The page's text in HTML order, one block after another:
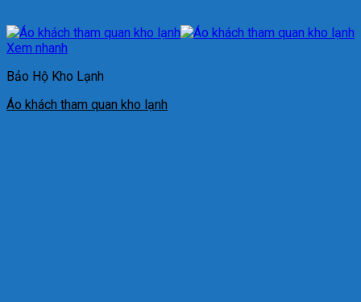
Xem nhanh
Bảo Hộ Kho Lạnh
Áo khách tham quan kho lạnh